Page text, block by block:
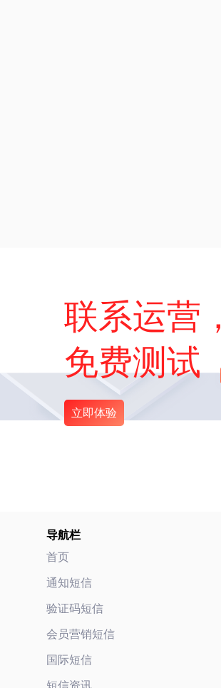
联系运营，
免费测试
立即体验
导航栏
首页
通知短信
验证码短信
会员营销短信
国际短信